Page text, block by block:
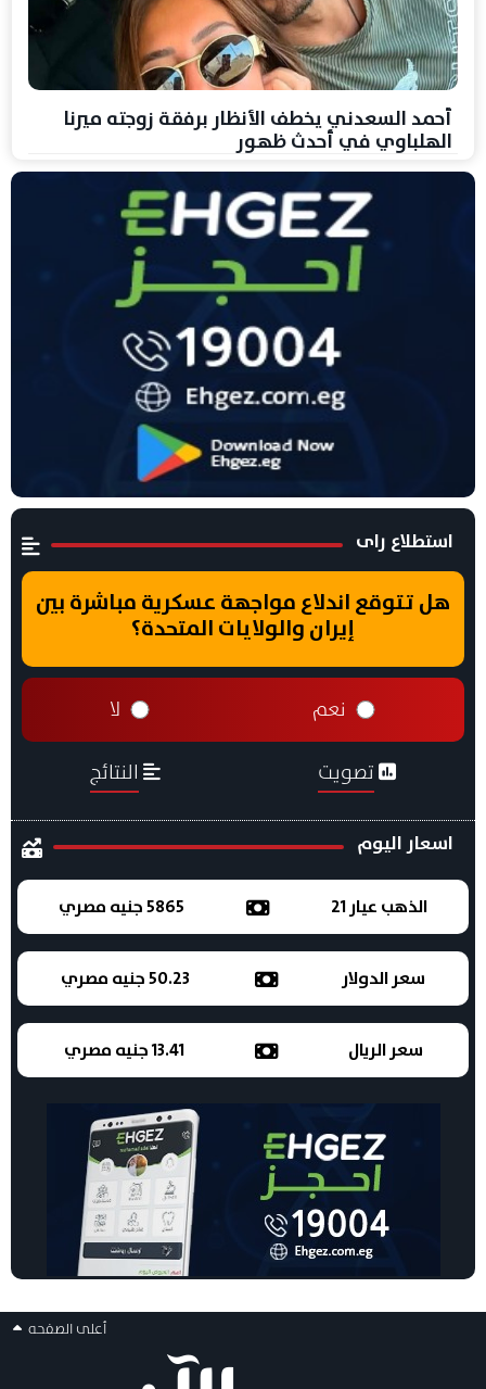
أحمد السعدني يخطف الأنظار برفقة زوجته ميرنا
الهلباوي في أحدث ظهور
استطلاع راى
هل تتوقع اندلاع مواجهة عسكرية مباشرة بين
إيران والولايات المتحدة؟
نعم لا
تصويت النتائج
اسعار اليوم
الذهب عيار 21 5865 جنيه مصري
سعر الدولار 50.23 جنيه مصري
سعر الريال 13.41 جنيه مصري
أعلى الصفحه